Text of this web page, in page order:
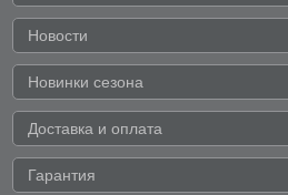
Новости
Новинки сезона
Доставка и оплата
Гарантия